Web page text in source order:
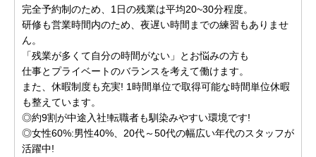
完全予約制のため、1日の残業は平均20~30分程度。
研修も営業時間内のため、夜遅い時間までの練習もありませ
ん。
「残業が多くて自分の時間がない」とお悩みの方も
仕事とプライベートのバランスを考えて働けます。
また、休暇制度も充実! 1時間単位で取得可能な時間単位休暇
も整えています。
◎約9割が中途入社!転職者も馴染みやすい環境です!
◎女性60%:男性40%、20代～50代の幅広い年代のスタッフが
活躍中!